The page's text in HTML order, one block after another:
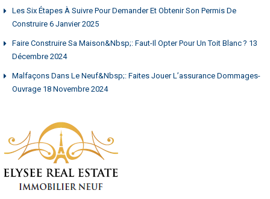
Les Six Étapes À Suivre Pour Demander Et Obtenir Son Permis De
Construire 6 Janvier 2025
Faire Construire Sa Maison&nbsp;: Faut-Il Opter Pour Un Toit Blanc ? 13
Décembre 2024
Malfaçons Dans Le Neuf&nbsp;: Faites Jouer L’assurance Dommages-
Ouvrage 18 Novembre 2024